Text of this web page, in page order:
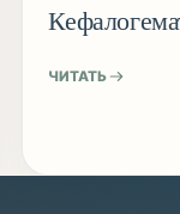
ЧИТАТЬ